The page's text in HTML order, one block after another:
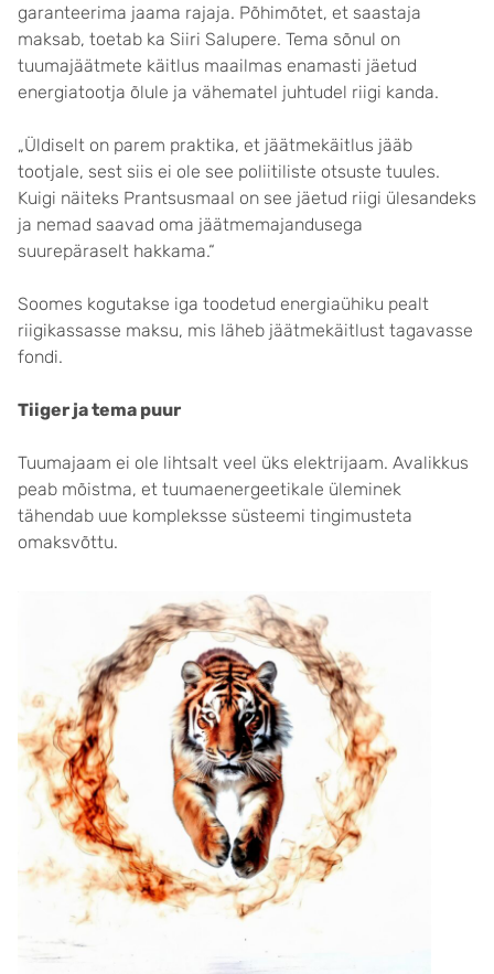
garanteerima jaama rajaja. Põhimõtet, et saastaja
maksab, toetab ka Siiri Salupere. Tema sõnul on
tuumajäätmete käitlus maailmas enamasti jäetud
energiatootja õlule ja vähematel juhtudel riigi kanda.
„Üldiselt on parem praktika, et jäätmekäitlus jääb
tootjale, sest siis ei ole see poliitiliste otsuste tuules.
Kuigi näiteks Prantsusmaal on see jäetud riigi ülesandeks
ja nemad saavad oma jäätmemajandusega
suurepäraselt hakkama.“
Soomes kogutakse iga toodetud energiaühiku pealt
riigikassasse maksu, mis läheb jäätmekäitlust tagavasse
fondi.
Tiiger ja tema puur
Tuumajaam ei ole lihtsalt veel üks elektrijaam. Avalikkus
peab mõistma, et tuumaenergeetikale üleminek
tähendab uue kompleksse süsteemi tingimusteta
omaksvõttu.